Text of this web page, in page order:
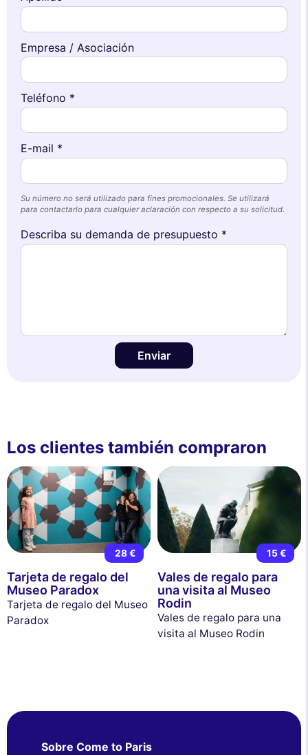
Empresa / Asociación
Teléfono *
E-mail *
Su número no será utilizado para fines promocionales. Se utilizará
para contactarlo para cualquier aclaración con respecto a su solicitud.
Describa su demanda de presupuesto *
Enviar
Los clientes también compraron
28 €
Tarjeta de regalo del
Museo Paradox
Tarjeta de regalo del Museo
Paradox
15 €
Vales de regalo para
una visita al Museo
Rodin
Vales de regalo para una
visita al Museo Rodin
Sobre Come to Paris